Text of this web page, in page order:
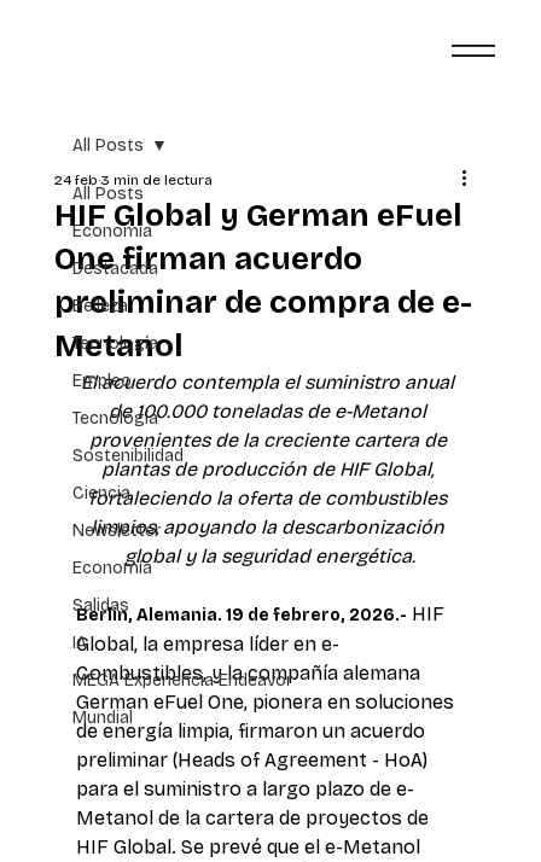
All Posts
Economía
Destacada
Belleza
Tecnología
Empleo
Tecnología
Sostenibilidad
Ciencia
Newsletter
Economía
Salidas
IA
MEGA Experiencia Endeavor
Mundial
All Posts
HIF Global y German eFuel
One firman acuerdo
preliminar de compra de e-
Metanol
24 feb3 min de lectura
El acuerdo contempla el suministro anual
de 100.000 toneladas de e-Metanol
provenientes de la creciente cartera de
plantas de producción de HIF Global,
fortaleciendo la oferta de combustibles
limpios, apoyando la descarbonización
global y la seguridad energética.
Berlin, Alemania. 19 de febrero, 2026.- HIF
Global, la empresa líder en e-
Combustibles, y la compañía alemana
German eFuel One, pionera en soluciones
de energía limpia, firmaron un acuerdo
preliminar (Heads of Agreement - HoA)
para el suministro a largo plazo de e-
Metanol de la cartera de proyectos de
HIF Global. Se prevé que el e-Metanol